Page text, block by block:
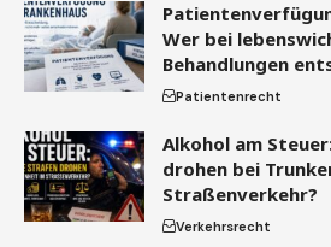
Wer bei
Behandlungen
Patientenrecht
Alkohol am
drohen bei
Straßenverkehr?
Verkehrsrecht